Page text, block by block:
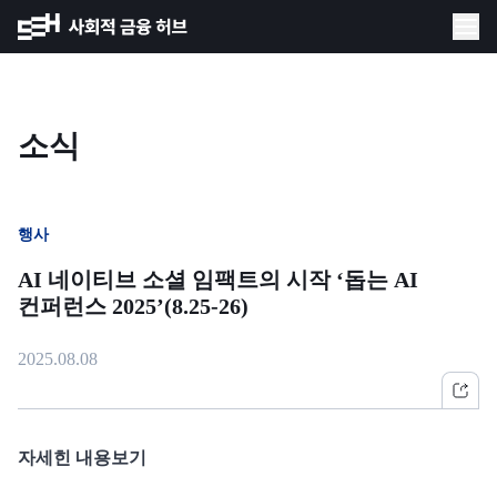
소식
행사
AI 네이티브 소셜 임팩트의 시작 ‘돕는 AI
컨퍼런스 2025’(8.25-26)
2025.08.08
자세힌 내용보기